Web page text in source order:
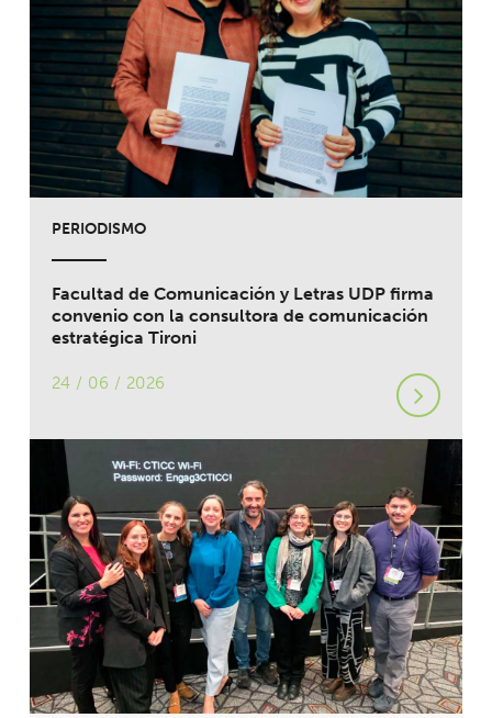
PERIODISMO
Facultad de Comunicación y Letras UDP firma
convenio con la consultora de comunicación
estratégica Tironi
24 / 06 / 2026